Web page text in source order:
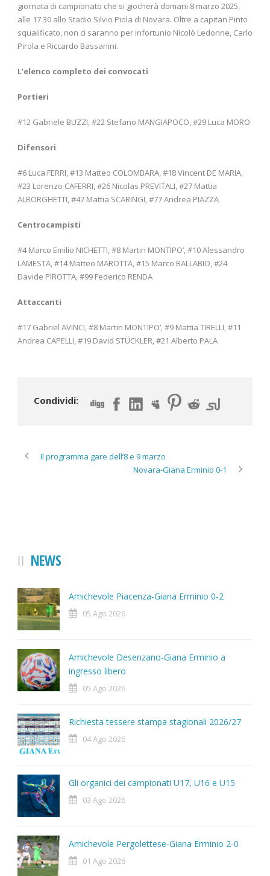
giornata di campionato che si giocherà domani 8 marzo 2025,
alle 17.30 allo Stadio Silvio Piola di Novara. Oltre a capitan Pinto
squalificato, non ci saranno per infortunio Nicolò Ledonne, Carlo
Pirola e Riccardo Bassanini.
L’elenco completo dei convocati
Portieri
#12 Gabriele BUZZI, #22 Stefano MANGIAPOCO, #29 Luca MORO
Difensori
#6 Luca FERRI, #13 Matteo COLOMBARA, #18 Vincent DE MARIA,
#23 Lorenzo CAFERRI, #26 Nicolas PREVITALI, #27 Mattia
ALBORGHETTI, #47 Mattia SCARINGI, #77 Andrea PIAZZA
Centrocampisti
#4 Marco Emilio NICHETTI, #8 Martin MONTIPO’, #10 Alessandro
LAMESTA, #14 Matteo MAROTTA, #15 Marco BALLABIO, #24
Davide PIROTTA, #99 Federico RENDA
Attaccanti
#17 Gabriel AVINCI, #8 Martin MONTIPO’, #9 Mattia TIRELLI, #11
Andrea CAPELLI, #19 David STÜCKLER, #21 Alberto PALA
Condividi:
Il programma gare dell’8 e 9 marzo
Novara-Giana Erminio 0-1
NEWS
Amichevole Piacenza-Giana Erminio 0-2
05 Ago 2026
Amichevole Desenzano-Giana Erminio a
ingresso libero
05 Ago 2026
Richiesta tessere stampa stagionali 2026/27
04 Ago 2026
Gli organici dei campionati U17, U16 e U15
03 Ago 2026
Amichevole Pergolettese-Giana Erminio 2-0
01 Ago 2026